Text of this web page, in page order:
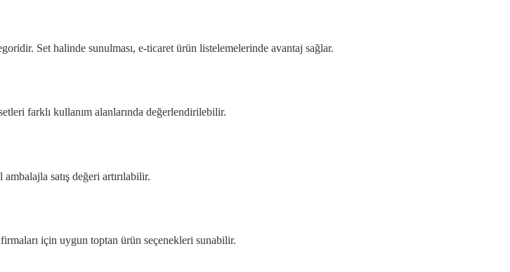
Set halinde sunulması, e-ticaret ürün listelemelerinde avantaj sağlar.
farklı kullanım alanlarında değerlendirilebilir.
satış değeri artırılabilir.
için uygun toptan ürün seçenekleri sunabilir.